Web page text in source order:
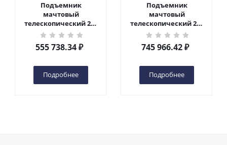
Подъемник
мачтовый
телескопический 200
кг 6 м TOR GTWY6-200S
DC 2-мачтовый
(автономный) (G) в
555 738.34₽
Подробнее
Подъемник
мачтовый
телескопический 200
кг 10 м TOR GTWY10-
200S DC 2-мачтовый
(автономный) (N) в
745 966.42₽
Подробнее